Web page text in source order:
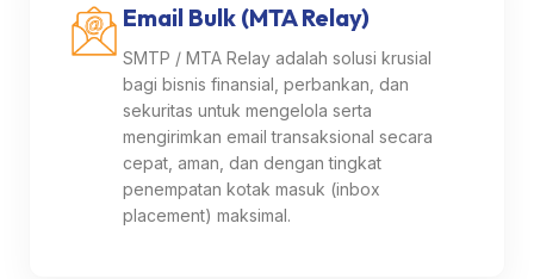
Email Bulk (MTA Relay)
SMTP / MTA Relay adalah solusi krusial
bagi bisnis finansial, perbankan, dan
sekuritas untuk mengelola serta
mengirimkan email transaksional secara
cepat, aman, dan dengan tingkat
penempatan kotak masuk (inbox
placement) maksimal.